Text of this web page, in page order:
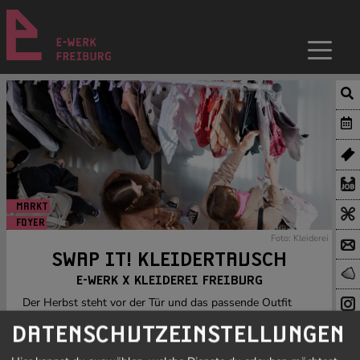
MARKT
FOYER
Foto: Kleiderei
SWAP IT! KLEIDERTAUSCH
E-WERK X KLEIDEREI FREIBURG
Der Herbst steht vor der Tür und das passende Outfit
Foyer des E-WERK.
DATENSCHUTZEINSTELLUNGEN